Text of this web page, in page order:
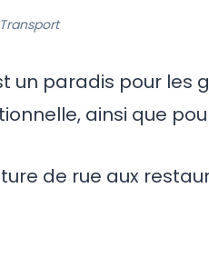
un paradis pour
ainsi que
de rue aux